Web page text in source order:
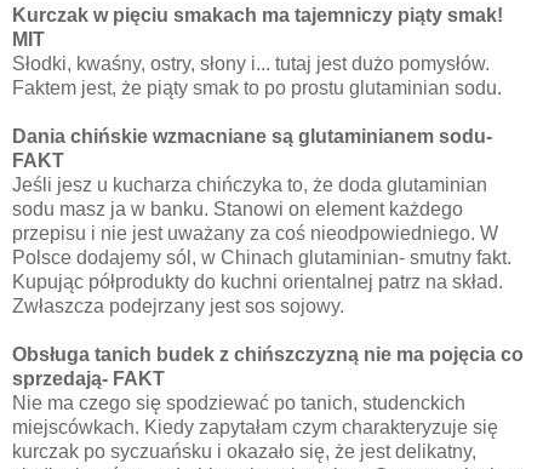
Kurczak w pięciu smakach ma tajemniczy piąty smak!
MIT
Słodki, kwaśny, ostry, słony i... tutaj jest dużo pomysłów.
Faktem jest, że piąty smak to po prostu glutaminian sodu.
Dania chińskie wzmacniane są glutaminianem sodu-
FAKT
Jeśli jesz u kucharza chińczyka to, że doda glutaminian
sodu masz ja w banku. Stanowi on element każdego
przepisu i nie jest uważany za coś nieodpowiedniego. W
Polsce dodajemy sól, w Chinach glutaminian- smutny fakt.
Kupując półprodukty do kuchni orientalnej patrz na skład.
Zwłaszcza podejrzany jest sos sojowy.
Obsługa tanich budek z chińszczyzną nie ma pojęcia co
sprzedają- FAKT
Nie ma czego się spodziewać po tanich, studenckich
miejscówkach. Kiedy zapytałam czym charakteryzuje się
kurczak po syczuańsku i okazało się, że jest delikatny,